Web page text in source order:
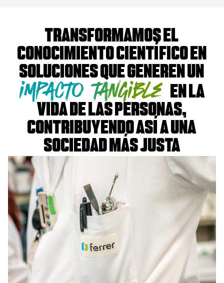
Transformamos el
conocimiento científico en
soluciones que generen un
impacto tangible en la
vida de las personas,
contribuyendo así a una
sociedad más justa